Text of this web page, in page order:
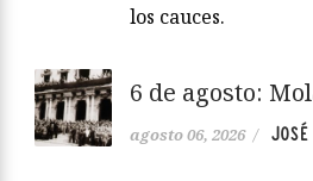
los cauces.
6 de agosto:
agosto 06, 2026 /